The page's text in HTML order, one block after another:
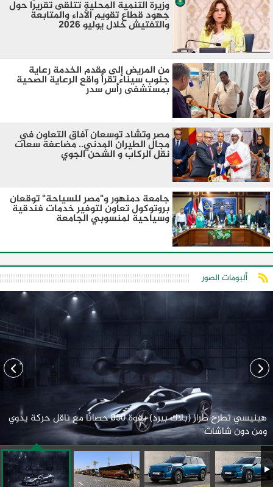
وزيرة التنمية المحلية تتلقى تقريرًا حول
جهود قطاع تقويم الأداء والمتابعة
والتفتيش خلال يوليو 2026
من المريض إلى مقدم الخدمة رعاية
جنوب سيناء تقرأ واقع الرعاية الصحية
بمستشفى رأس سدر
مصر وتشاد توسعان آفاق التعاون في
مجال الطيران المدني.. مضاعفة سعات
نقل الركاب و الشحن الجوي
جامعة دمنهور و"مصر للسياحة" توقعان
بروتوكول تعاون لتوفير خدمات فندقية
وسياحية لمنسوبي الجامعة
ألبومات الصور
هينيسي تطرح طراز (بلاك بيرد) بقوة 850 حصانًا مع ناقل حركة يدوي
ومن دون شاشات